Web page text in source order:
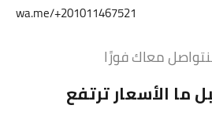
wa.me/+201011467521
معاك فورًا
ما الأسعار ترتفع